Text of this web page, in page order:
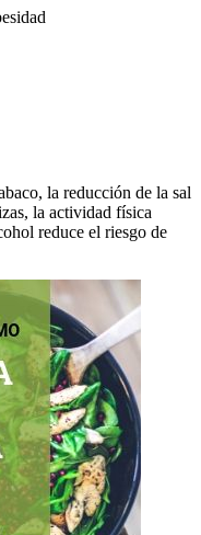
la reducción de la sal
la actividad física
reduce el riesgo de